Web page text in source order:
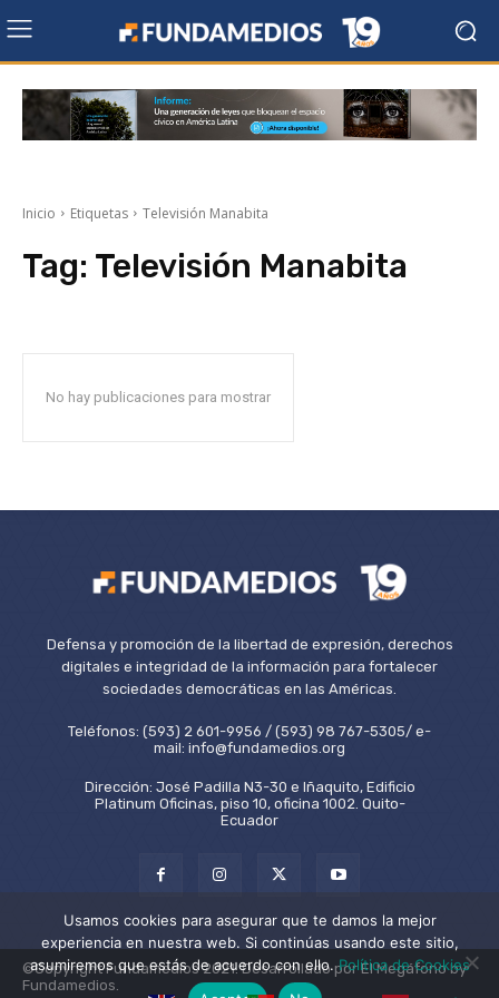
Inicio Etiquetas Televisión Manabita
Tag: Televisión Manabita
No hay publicaciones para mostrar
Defensa y promoción de la libertad de expresión, derechos
digitales e integridad de la información para fortalecer
sociedades democráticas en las Américas.
Teléfonos: (593) 2 601-9956 / (593) 98 767-5305/ e-
mail: info@fundamedios.org
Dirección: José Padilla N3-30 e Iñaquito, Edificio
Platinum Oficinas, piso 10, oficina 1002. Quito-
Ecuador
©Copyright Fundamedios 2021. Desarrollado por El Megáfono by
Fundamedios.
Usamos cookies para asegurar que te damos la mejor
experiencia en nuestra web. Si continúas usando este sitio,
asumiremos que estás de acuerdo con ello.Política de Cookies